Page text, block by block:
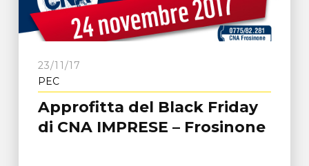
23/11/17
PEC
Approfitta del Black Friday
di CNA IMPRESE – Frosinone